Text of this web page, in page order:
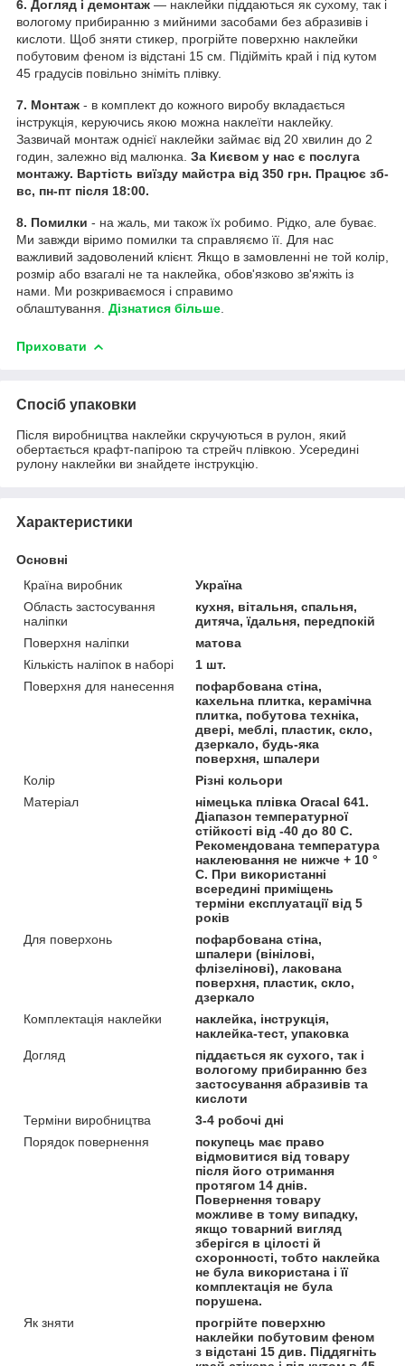
6. Догляд і демонтаж — наклейки піддаються як сухому, так і
вологому прибиранню з мийними засобами без абразивів і
кислоти. Щоб зняти стикер, прогрійте поверхню наклейки
побутовим феном із відстані 15 см. Підійміть край і під кутом
45 градусів повільно зніміть плівку.
7. Монтаж - в комплект до кожного виробу вкладається
інструкція, керуючись якою можна наклеїти наклейку.
Зазвичай монтаж однієї наклейки займає від 20 хвилин до 2
годин, залежно від малюнка. За Києвом у нас є послуга
монтажу. Вартість виїзду майстра від 350 грн. Працює зб-
вс, пн-пт після 18:00.
8. Помилки - на жаль, ми також їх робимо. Рідко, але буває.
Ми завжди віримо помилки та справляємо її. Для нас
важливий задоволений клієнт. Якщо в замовленні не той колір,
розмір або взагалі не та наклейка, обов'язково зв'яжіть із
нами. Ми розкриваємося і справимо
облаштування. Дізнатися більше
Приховати
Спосіб упаковки
Після виробництва наклейки скручуються в рулон, який
обертається крафт-папірою та стрейч плівкою. Усередині
рулону наклейки ви знайдете інструкцію.
Характеристики
Основні
Країна виробник
Україна
Область застосування
наліпки
кухня, вітальня, спальня,
дитяча, їдальня, передпокій
Поверхня наліпки
матова
Кількість наліпок в наборі
1 шт.
Поверхня для нанесення
пофарбована стіна,
кахельна плитка, керамічна
плитка, побутова техніка,
двері, меблі, пластик, скло,
дзеркало, будь-яка
поверхня, шпалери
Колір
Різні кольори
Матеріал
німецька плівка Oracal 641.
Діапазон температурної
стійкості від -40 до 80 С.
Рекомендована температура
наклеювання не нижче + 10 °
С. При використанні
всередині приміщень
терміни експлуатації від 5
років
Для поверхонь
пофарбована стіна,
шпалери (вінілові,
флізелінові), лакована
поверхня, пластик, скло,
дзеркало
Комплектація наклейки
наклейка, інструкція,
наклейка-тест, упаковка
Догляд
піддається як сухого, так і
вологому прибиранню без
застосування абразивів та
кислоти
Терміни виробництва
3-4 робочі дні
Порядок повернення
покупець має право
відмовитися від товару
після його отримання
протягом 14 днів.
Повернення товару
можливе в тому випадку,
якщо товарний вигляд
зберігся в цілості й
схоронності, тобто наклейка
не була використана і її
комплектація не була
порушена.
Як зняти
прогрійте поверхню
наклейки побутовим феном
з відстані 15 див. Піддягніть